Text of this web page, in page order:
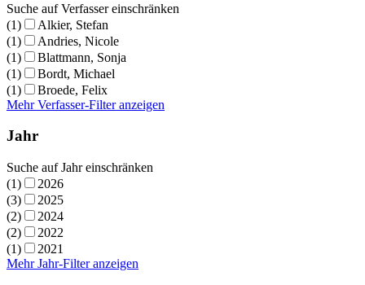
Suche auf Verfasser einschränken
(1)
Alkier, Stefan
(1)
Andries, Nicole
(1)
Blattmann, Sonja
(1)
Bordt, Michael
(1)
Broede, Felix
Mehr Verfasser-Filter anzeigen
Jahr
Suche auf Jahr einschränken
(1)
2026
(3)
2025
(2)
2024
(2)
2022
(1)
2021
Mehr Jahr-Filter anzeigen